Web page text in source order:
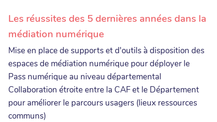
Les réussites des 5 dernières années dans la
médiation numérique
Mise en place de supports et d'outils à disposition des
espaces de médiation numérique pour déployer le
Pass numérique au niveau départemental
Collaboration étroite entre la CAF et le Département
pour améliorer le parcours usagers (lieux ressources
communs)